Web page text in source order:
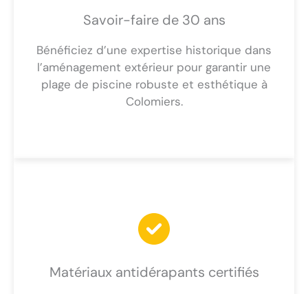
Savoir-faire de 30 ans
Bénéficiez d’une expertise historique dans
l’aménagement extérieur pour garantir une
plage de piscine robuste et esthétique à
Colomiers.
Matériaux antidérapants certifiés